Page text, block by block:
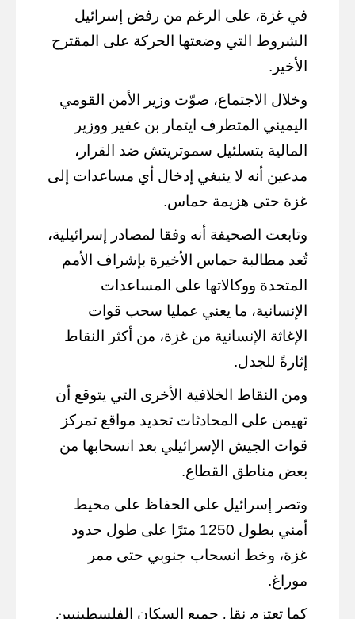
في غزة، على الرغم من رفض إسرائيل
الشروط التي وضعتها الحركة على المقترح
الأخير.
وخلال الاجتماع، صوّت وزير الأمن القومي
اليميني المتطرف ايتمار بن غفير ووزير
المالية بتسلئيل سموتريتش ضد القرار،
مدعين أنه لا ينبغي إدخال أي مساعدات إلى
غزة حتى هزيمة حماس.
وتابعت الصحيفة أنه وفقا لمصادر إسرائيلية،
تُعد مطالبة حماس الأخيرة بإشراف الأمم
المتحدة ووكالاتها على المساعدات
الإنسانية، ما يعني عمليا سحب قوات
الإغاثة الإنسانية من غزة، من أكثر النقاط
إثارةً للجدل.
ومن النقاط الخلافية الأخرى التي يتوقع أن
تهيمن على المحادثات تحديد مواقع تمركز
قوات الجيش الإسرائيلي بعد انسحابها من
بعض مناطق القطاع.
وتصر إسرائيل على الحفاظ على محيط
أمني بطول 1250 مترًا على طول حدود
غزة، وخط انسحاب جنوبي حتى ممر
موراغ.
كما تعتزم نقل جميع السكان الفلسطينيين